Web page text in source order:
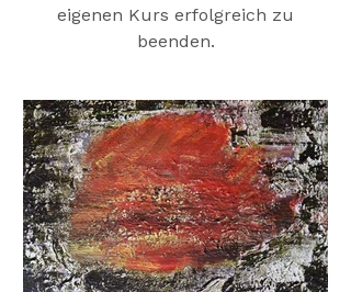
eigenen Kurs erfolgreich zu
beenden.